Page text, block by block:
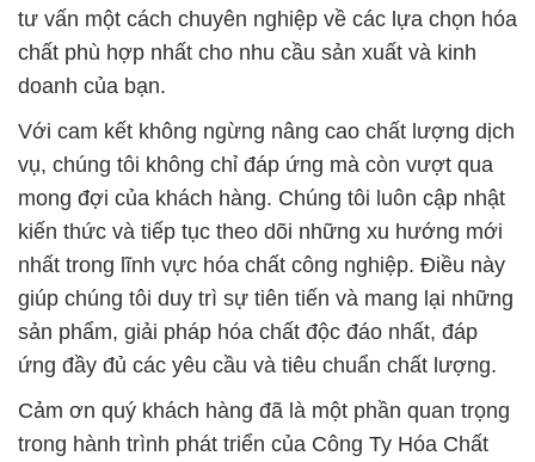
tư vấn một cách chuyên nghiệp về các lựa chọn hóa
chất phù hợp nhất cho nhu cầu sản xuất và kinh
doanh của bạn.
Với cam kết không ngừng nâng cao chất lượng dịch
vụ, chúng tôi không chỉ đáp ứng mà còn vượt qua
mong đợi của khách hàng. Chúng tôi luôn cập nhật
kiến thức và tiếp tục theo dõi những xu hướng mới
nhất trong lĩnh vực hóa chất công nghiệp. Điều này
giúp chúng tôi duy trì sự tiên tiến và mang lại những
sản phẩm, giải pháp hóa chất độc đáo nhất, đáp
ứng đầy đủ các yêu cầu và tiêu chuẩn chất lượng.
Cảm ơn quý khách hàng đã là một phần quan trọng
trong hành trình phát triển của Công Ty Hóa Chất